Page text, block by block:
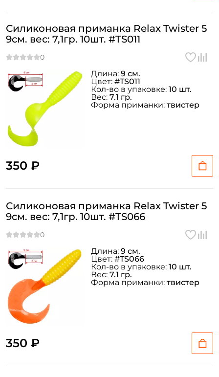
Силиконовая приманка Relax Twister 5
9см. вес: 7,1гр. 10шт. #TS011
350 ₽
Длина: 9 см.
Цвет: #TS011
Кол-во в упаковке: 10 шт.
Вес: 7.1 гр.
Форма приманки: твистер
Силиконовая приманка Relax Twister 5
9см. вес: 7,1гр. 10шт. #TS066
350 ₽
Длина: 9 см.
Цвет: #TS066
Кол-во в упаковке: 10 шт.
Вес: 7.1 гр.
Форма приманки: твистер